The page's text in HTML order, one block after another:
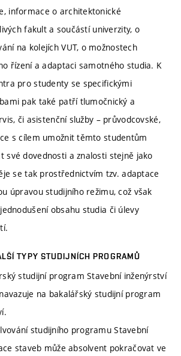
informace o architektonické
fakult a součástí univerzity, o
na kolejích VUT, o možnostech
řízení a adaptaci samotného studia. K
pro studenty se specifickými
pak také patří tlumočnický a
či asistenční služby – průvodcovské,
s cílem umožnit těmto studentům
své dovednosti a znalosti stejně jako
se tak prostřednictvím tzv. adaptace
úpravou studijního režimu, což však
obsahu studia či úlevy
TYPY STUDIJNÍCH PROGRAMŮ
studijní program Stavební inženýrství
na bakalářský studijní program
studijního programu Stavební
staveb může absolvent pokračovat ve